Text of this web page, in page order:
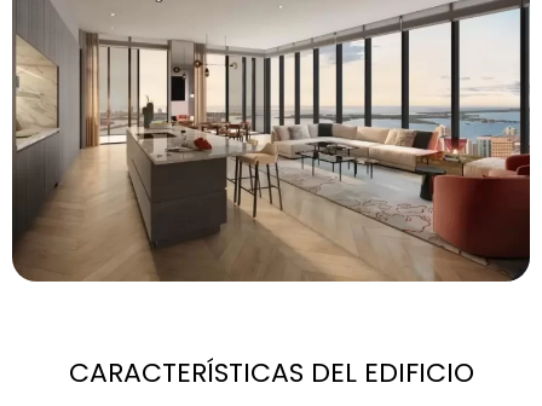
CARACTERÍSTICAS DEL EDIFICIO